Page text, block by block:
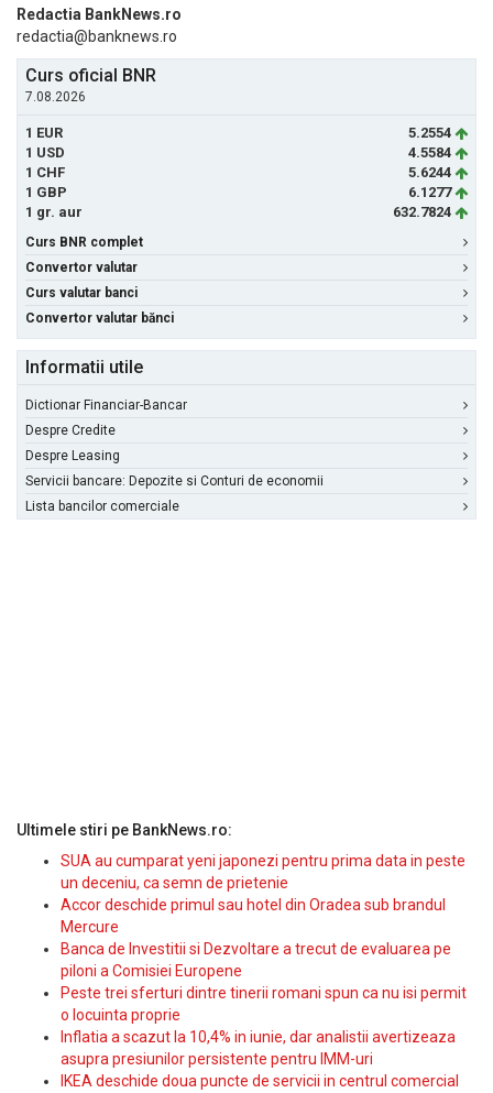
Redactia BankNews.ro
redactia@banknews.ro
Curs oficial BNR
7.08.2026
1 EUR
5.2554
1 USD
4.5584
1 CHF
5.6244
1 GBP
6.1277
1 gr. aur
632.7824
Curs BNR complet
Convertor valutar
Curs valutar banci
Convertor valutar bănci
Informatii utile
Dictionar Financiar-Bancar
Despre Credite
Despre Leasing
Servicii bancare: Depozite si Conturi de economii
Lista bancilor comerciale
Ultimele stiri pe BankNews.ro:
SUA au cumparat yeni japonezi pentru prima data in peste
un deceniu, ca semn de prietenie
Accor deschide primul sau hotel din Oradea sub brandul
Mercure
Banca de Investitii si Dezvoltare a trecut de evaluarea pe
piloni a Comisiei Europene
Peste trei sferturi dintre tinerii romani spun ca nu isi permit
o locuinta proprie
Inflatia a scazut la 10,4% in iunie, dar analistii avertizeaza
asupra presiunilor persistente pentru IMM-uri
IKEA deschide doua puncte de servicii in centrul comercial